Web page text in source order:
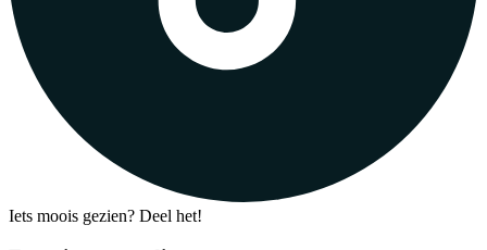
Iets moois gezien? Deel het!